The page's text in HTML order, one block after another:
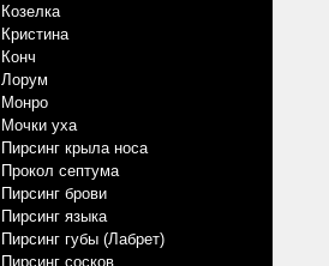
Козелка
Кристина
Конч
Лорум
Монро
Мочки уха
Пирсинг крыла носа
Прокол септума
Пирсинг брови
Пирсинг языка
Пирсинг губы (Лабрет)
Пирсинг сосков